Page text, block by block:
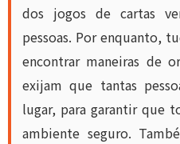
dos jogos de cartas
pessoas. Por enquanto,
encontrar maneiras de
exijam que tantas
lugar, para garantir que
ambiente seguro.